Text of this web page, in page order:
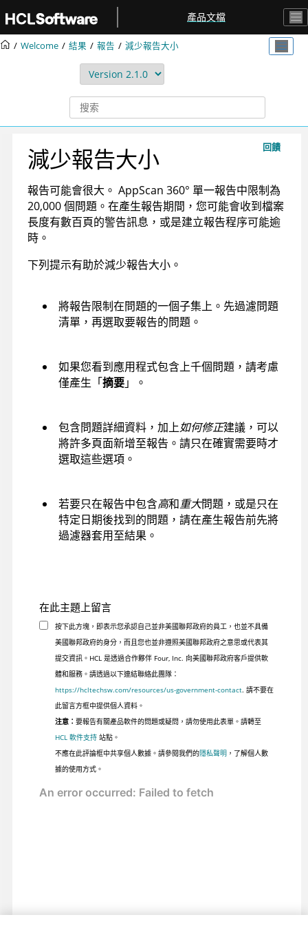
產品文檔
Welcome 結果 報告 減少報告大小
回饋
減少報告大小
報告可能會很大。 AppScan 360° 單一報告中限制為
20,000 個問題。在產生報告期間，您可能會收到檔案
長度有數百頁的警告訊息，或是建立報告程序可能逾
時。
下列提示有助於減少報告大小。
將報告限制在問題的一個子集上。先過濾問題
清單，再選取要報告的問題。
如果您看到應用程式包含上千個問題，請考慮
僅產生「摘要」。
包含問題詳細資料，加上如何修正建議，可以
將許多頁面新增至報告。請只在確實需要時才
選取這些選項。
若要只在報告中包含高和重大問題，或是只在
特定日期後找到的問題，請在產生報告前先將
過濾器套用至結果。
在此主題上留言
按下此方塊，即表示您承認自己並非美國聯邦政府的員工，也並不具備
美國聯邦政府的身分，而且您也並非遵照美國聯邦政府之意思或代表其
提交資訊。HCL 是透過合作夥伴 Four, Inc. 向美國聯邦政府客戶提供軟
體和服務。請透過以下連結聯絡此團隊：
https://hcltechsw.com/resources/us-government-contact. 請不要在
此留言方框中提供個人資料。
注意： 要報告有關產品軟件的問題或疑問，請勿使用此表單。請轉至
HCL 軟件支持站點。
不應在此評論框中共享個人數據。請參閱我們的隱私聲明，了解個人數
據的使用方式。